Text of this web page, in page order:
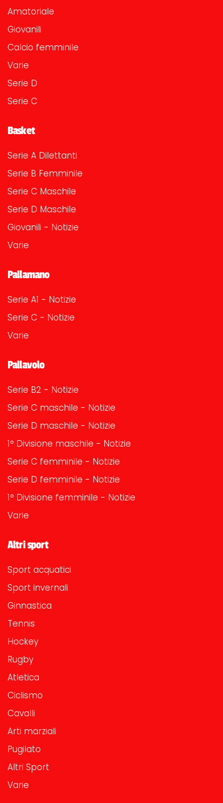
Amatoriale
Giovanili
Calcio femminile
Varie
Serie D
Serie C
Basket
Serie A Dilettanti
Serie B Femminile
Serie C Maschile
Serie D Maschile
Giovanili - Notizie
Varie
Pallamano
Serie A1 - Notizie
Serie C - Notizie
Varie
Pallavolo
Serie B2 - Notizie
Serie C maschile - Notizie
Serie D maschile - Notizie
1° Divisione maschile - Notizie
Serie C femminile - Notizie
Serie D femminile - Notizie
1° Divisione femminile - Notizie
Varie
Altri sport
Sport acquatici
Sport invernali
Ginnastica
Tennis
Hockey
Rugby
Atletica
Ciclismo
Cavalli
Arti marziali
Pugilato
Altri Sport
Varie